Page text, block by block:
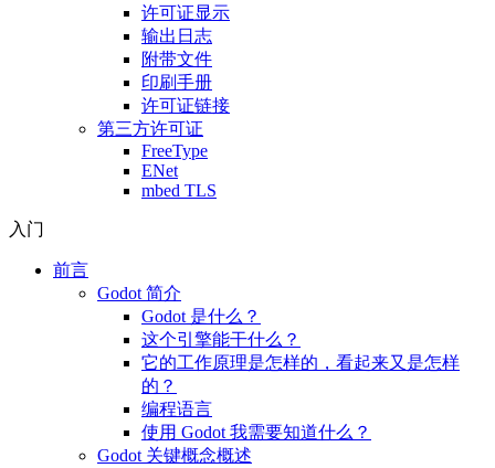
许可证显示
输出日志
附带文件
印刷手册
许可证链接
第三方许可证
FreeType
ENet
mbed TLS
入门
前言
Godot 简介
Godot 是什么？
这个引擎能干什么？
它的工作原理是怎样的，看起来又是怎样
的？
编程语言
使用 Godot 我需要知道什么？
Godot 关键概念概述